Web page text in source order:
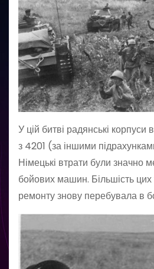
У цій битві радянські
з 4201 (за іншими
Німецькі втрати були
бойових машин. Більшість цих
ремонту знову перебувала в